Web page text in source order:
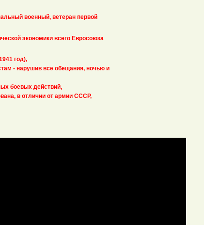
военный, ветеран первой
экономики всего Евросоюза
год),
- нарушив все обещания, ночью и
боевых действий,
в отличии от армии СССР,